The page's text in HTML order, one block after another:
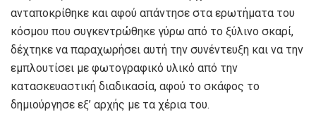
ανταποκρίθηκε και αφού απάντησε στα ερωτήματα του
κόσμου που συγκεντρώθηκε γύρω από το ξύλινο σκαρί,
δέχτηκε να παραχωρήσει αυτή την συνέντευξη και να την
εμπλουτίσει με φωτογραφικό υλικό από την
κατασκευαστική διαδικασία, αφού το σκάφος το
δημιούργησε εξ’ αρχής με τα χέρια του.